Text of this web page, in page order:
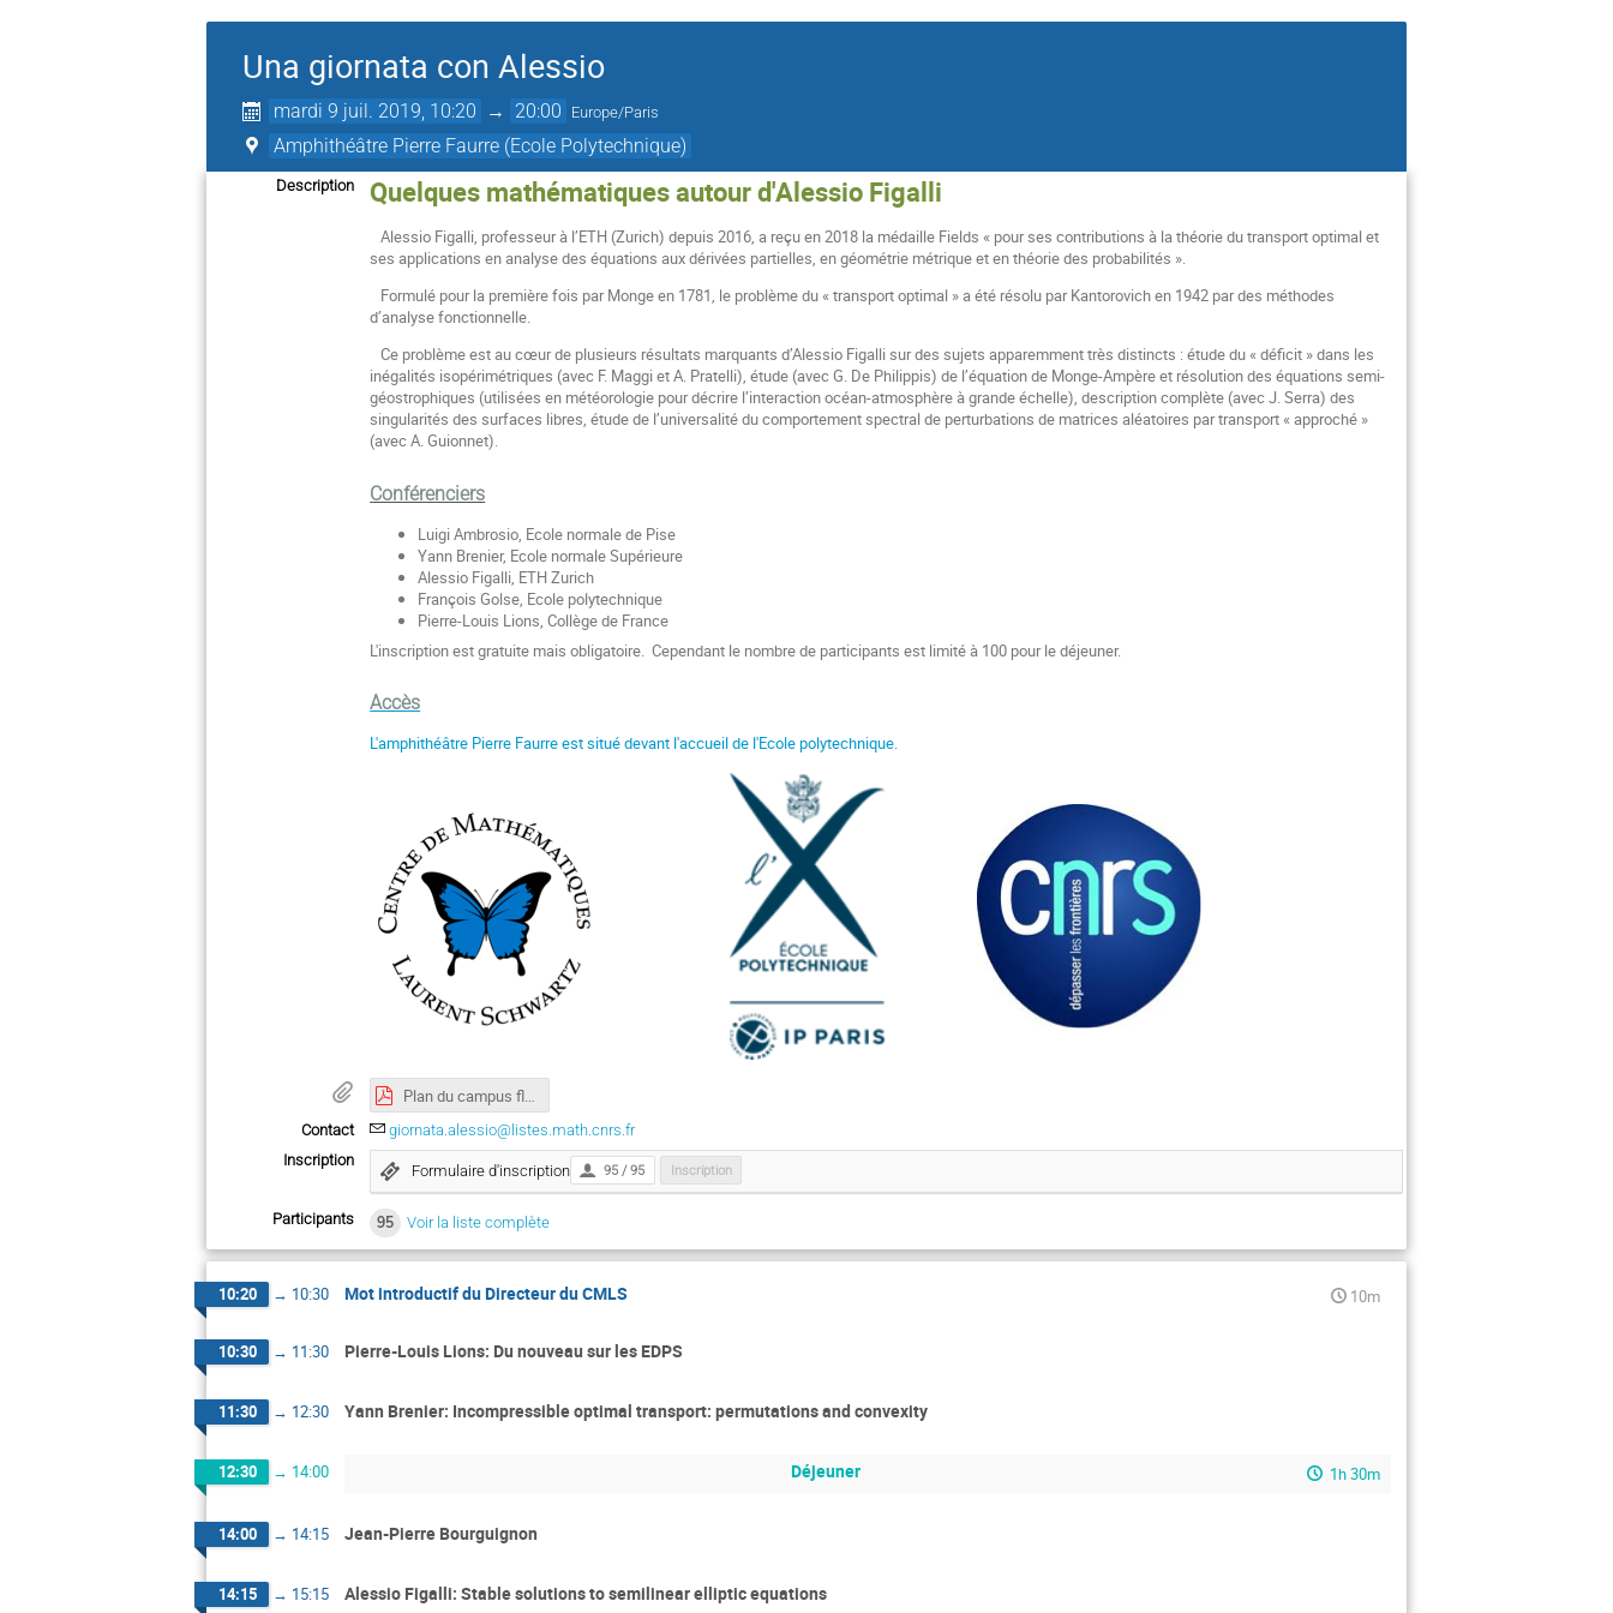
Una giornata con Alessio
mardi 9 juil. 2019, 10:20 → 20:00 Europe/Paris
Amphithéâtre Pierre Faurre (Ecole Polytechnique)
Description Quelques mathématiques autour d'Alessio Figalli
Alessio Figalli, professeur à l’ETH (Zurich) depuis 2016, a reçu en 2018 la médaille Fields « pour ses contributions à la théorie du transport optimal et
ses applications en analyse des équations aux dérivées partielles, en géométrie métrique et en théorie des probabilités ».
Formulé pour la première fois par Monge en 1781, le problème du « transport optimal » a été résolu par Kantorovich en 1942 par des méthodes
d’analyse fonctionnelle.
Ce problème est au cœur de plusieurs résultats marquants d’Alessio Figalli sur des sujets apparemment très distincts : étude du « déficit » dans les
inégalités isopérimétriques (avec F. Maggi et A. Pratelli), étude (avec G. De Philippis) de l’équation de Monge-Ampère et résolution des équations semi-
géostrophiques (utilisées en météorologie pour décrire l’interaction océan-atmosphère à grande échelle), description complète (avec J. Serra) des
singularités des surfaces libres, étude de l’universalité du comportement spectral de perturbations de matrices aléatoires par transport « approché »
(avec A. Guionnet).
Conférenciers
Luigi Ambrosio, Ecole normale de Pise
Yann Brenier, Ecole normale Supérieure
Alessio Figalli, ETH Zurich
François Golse, Ecole polytechnique
Pierre-Louis Lions, Collège de France
L'inscription est gratuite mais obligatoire. Cependant le nombre de participants est limité à 100 pour le déjeuner.
Accès
L'amphithéâtre Pierre Faurre est situé devant l'accueil de l'Ecole polytechnique.
Plan du campus fléché CMLS.pdf
Contact
giornata.alessio@listes.math.cnrs.fr
Inscription
Formulaire d'inscription 95 / 95 Inscription
Participants 95 Voir la liste complète
10:20 → 10:30 Mot introductif du Directeur du CMLS 10m
10:30 → 11:30 Pierre-Louis Lions: Du nouveau sur les EDPS
11:30 → 12:30 Yann Brenier: Incompressible optimal transport: permutations and convexity
12:30 → 14:00 Déjeuner 1h 30m
14:00 → 14:15 Jean-Pierre Bourguignon
14:15 → 15:15 Alessio Figalli: Stable solutions to semilinear elliptic equations